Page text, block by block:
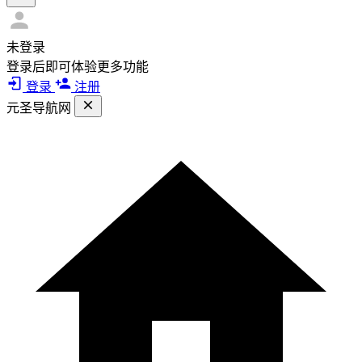
未登录
登录后即可体验更多功能
登录
注册
元圣导航网